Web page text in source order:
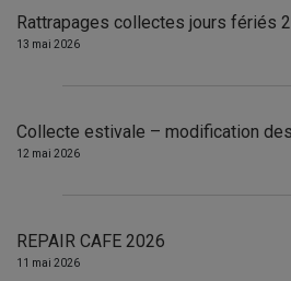
Rattrapages collectes jours fériés
13 mai 2026
Collecte estivale – modification
12 mai 2026
REPAIR CAFE 2026
11 mai 2026